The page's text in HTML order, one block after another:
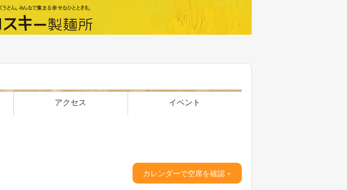
アクセス イベント
カレンダーで空席を確認 »